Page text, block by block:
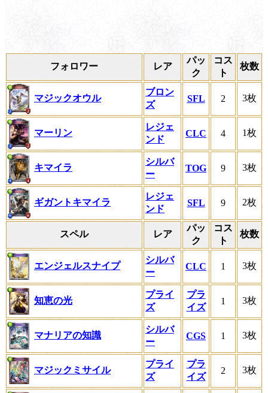
フォロワー レア
パッ
ク
コス
ト
枚数
マジックオウル
ブロン
ズ
SFL 2 3枚
マーリン
レジェ
ンド
CLC 4 1枚
キマイラ
シルバ
ー
TOG 9 3枚
ギガントキマイラ
レジェ
ンド
SFL 9 2枚
スペル レア
パッ
ク
コス
ト
枚数
エンジェルスナイプ
シルバ
ー
CLC 1 3枚
知恵の光
プライ
ズ
プラ
イズ
1 3枚
マナリアの知識
シルバ
ー
CGS 1 3枚
マジックミサイル
プライ
ズ
プラ
イズ
2 3枚